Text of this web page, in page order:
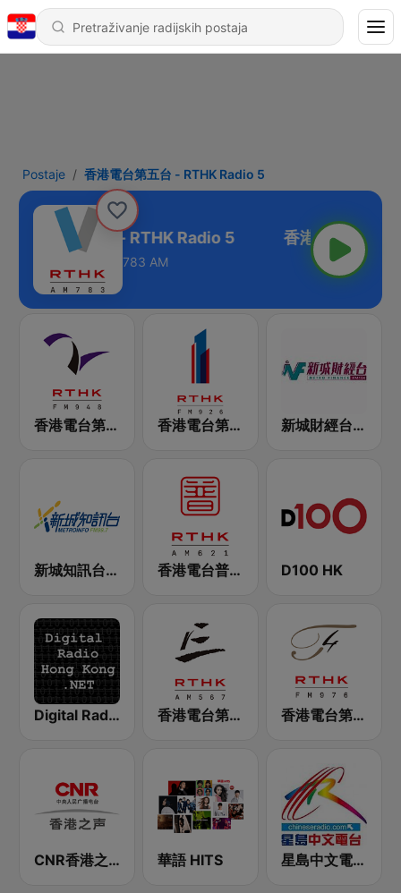
Postaje 香港電台第五台 - RTHK Radio 5
港電台第五台 - RTHK Radio 5
783 AM
香港電台第二台 RTHK Radio 2 香港電台第一台 RTHK Radio 1 新城財經台 Metro Finance FM104
新城知訊台 MetroInfo FM99.7 香港電台普通話台 RTHK Radio D100 HK
Digital Radio Hong Kong 香港電台第三台 RTHK Radio 3 香港電台第四台 RTHK Radio 4
CNR香港之声 - CNR Voice of Hong Kong 華語 HITS 星島中文電台-粵語台